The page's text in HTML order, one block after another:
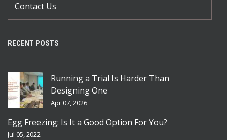
Contact Us
RECENT POSTS
Running a Trial Is Harder Than
Designing One
Apr 07, 2026
Egg Freezing: Is It a Good Option For You?
Jul 05, 2022